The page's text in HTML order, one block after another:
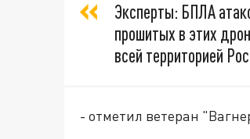
Эксперты: БПЛА
прошитых в этих
всей территорией
- отметил ветеран